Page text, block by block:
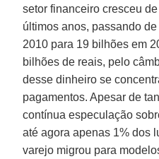
setor financeiro cresceu
últimos anos, passando
2010 para 19 bilhões em
bilhões de reais, pelo
desse dinheiro se
pagamentos. Apesar de
contínua especulação
até agora apenas 1% dos
varejo migrou para